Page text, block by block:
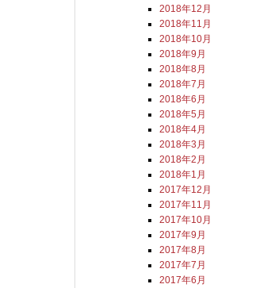
2018年12月
2018年11月
2018年10月
2018年9月
2018年8月
2018年7月
2018年6月
2018年5月
2018年4月
2018年3月
2018年2月
2018年1月
2017年12月
2017年11月
2017年10月
2017年9月
2017年8月
2017年7月
2017年6月